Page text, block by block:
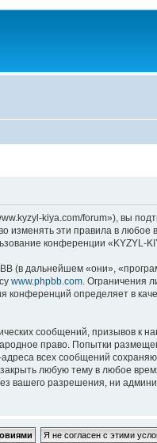
kiya.com/forum»), вы
эти правила в
конференции «KYZYL-
дальнейшем «они»,
www.phpbb.com. Ограничения
определяет в
сообщений, призывов к
право. Попытки
всех сообщений
любую тему в любое
вашего разрешения, ни